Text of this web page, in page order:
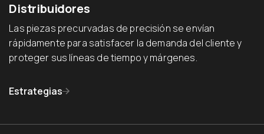
Distribuidores
Las piezas precurvadas de precisión se envían
rápidamente para satisfacer la demanda del cliente y
proteger sus líneas de tiempo y márgenes.
Estrategias